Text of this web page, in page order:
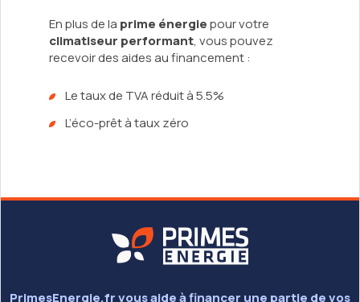
En plus de la prime énergiepour votre
climatiseur performant, vous pouvez
recevoir des aides au financement :
Le taux de TVA réduit à 5.5%
L’éco-prêt à taux zéro
PrimesEnergie.fr vous aide à financer une partie de vos